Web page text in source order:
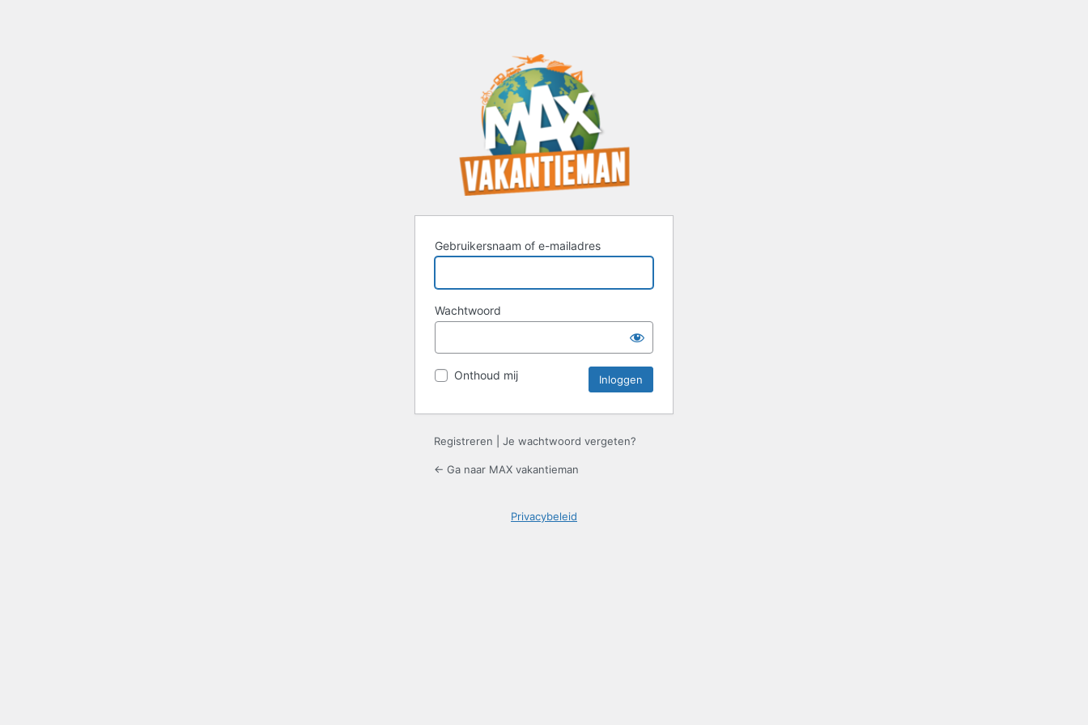
Gebruikersnaam of e-mailadres
Wachtwoord
Onthoud mij
Registreren Je wachtwoord vergeten?
← Ga naar MAX vakantieman
Privacybeleid